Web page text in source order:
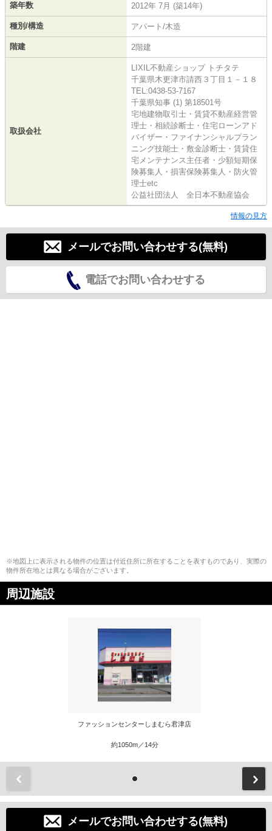
築年数 2012年 7月 (築14年)
種別/構造 アパート/木造
階建 2階建
取扱会社
LIXIL不動産ショップ トチタテ
千葉県木更津市請西３丁目１－１８
TEL:0438-53-7167
千葉県知事 (1) 第18501号
宅地建物取引士・賃貸不動産経営管
理士・相続診断士・住宅ローンアド
バイザー・ファイナンシャルプラン
ニング技能士・敷金診断士・賃貸住
宅メンテナンス主任者・少額短期保
険募集人・損害保険募集人・防火管
理士etc
公益社団法人 全日本不動産協会
情報の見方
メールでお問い合わせする(無料)
電話でお問い合わせする
※地図上に表示される物件の位置は付近住所に所在することを表すものであり、実際の
物件所在地とは異なる場合がございます。
周辺施設
ファッションセンターしまむら君津店
約1050m／14分
メールでお問い合わせする(無料)